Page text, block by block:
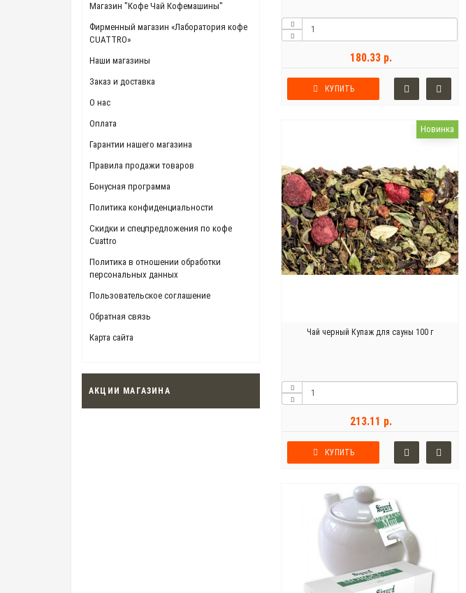
Магазин "Кофе Чай Кофемашины"
Фирменный магазин «Лаборатория кофе
CUATTRO»
Наши магазины
Заказ и доставка
О нас
Оплата
Гарантии нашего магазина
Правила продажи товаров
Бонусная программа
Политика конфиденциальности
Скидки и спецпредложения по кофе
Cuattro
Политика в отношении обработки
персональных данных
Пользовательское соглашение
Обратная связь
Карта сайта
АКЦИИ МАГАЗИНА
180.33 р.
КУПИТЬ
Новинка
Чай черный Купаж для сауны 100 г
213.11 р.
КУПИТЬ